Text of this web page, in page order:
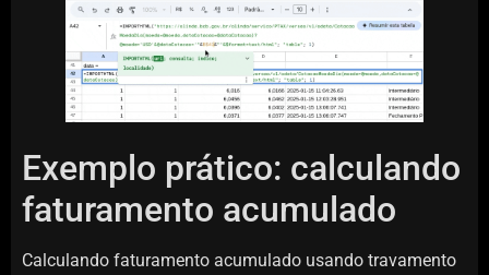
Exemplo prático: calculando
faturamento acumulado
Calculando faturamento acumulado usando travamento